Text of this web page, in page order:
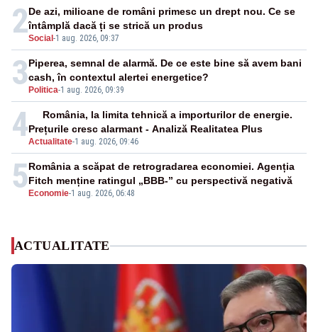
2Social -1 aug. 2026, 09:37
De azi, milioane de români primesc un drept nou. Ce se
întâmplă dacă ți se strică un produs
3 Politica-1 aug. 2026, 09:39
Piperea, semnal de alarmă. De ce este bine să avem bani
cash, în contextul alertei energetice?
4Actualitate-1 aug. 2026, 09:46
România, la limita tehnică a importurilor de energie.
Prețurile cresc alarmant - Analiză Realitatea Plus
5 Economie-1 aug. 2026, 06:48
România a scăpat de retrogradarea economiei. Agenția
Fitch menține ratingul „BBB-” cu perspectivă negativă
ACTUALITATE